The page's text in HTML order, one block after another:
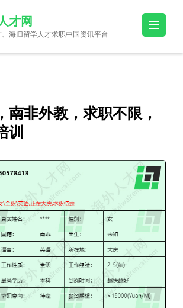
才网
海归留学人才求职中国资讯平台
南非外教，求职不限，
训